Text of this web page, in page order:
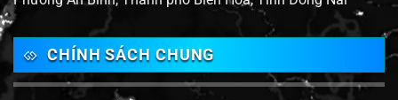
CHÍNH SÁCH CHUNG